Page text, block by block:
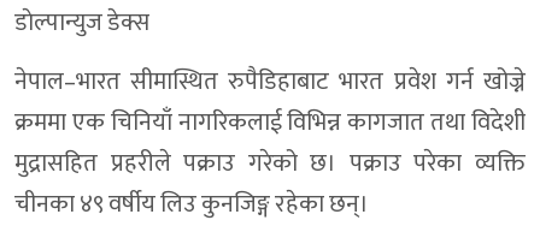
डाेल्पान्युज डेक्स
नेपाल–भारत सीमास्थित रुपैडिहाबाट भारत प्रवेश गर्न खोज्ने
क्रममा एक चिनियाँ नागरिकलाई विभिन्न कागजात तथा विदेशी
मुद्रासहित प्रहरीले पक्राउ गरेको छ। पक्राउ परेका व्यक्ति
चीनका ४९ वर्षीय लिउ कुनजिङ्ग रहेका छन्।